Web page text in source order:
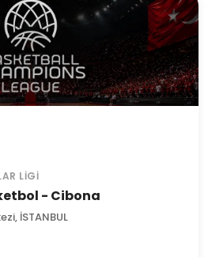
LIGI
- Cibona
İSTANBUL